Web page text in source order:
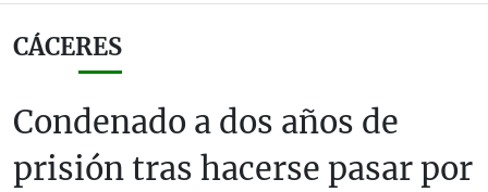
CÁCERES
Condenado a dos años de
prisión tras hacerse pasar por